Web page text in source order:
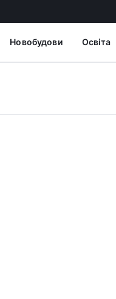
Новобудови Освіта